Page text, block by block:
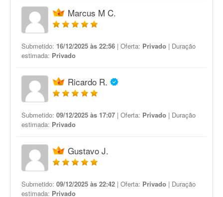
Marcus M C.
Submetido: 16/12/2025 às 22:56 | Oferta: Privado | Duração
estimada: Privado
Ricardo R.
Submetido: 09/12/2025 às 17:07 | Oferta: Privado | Duração
estimada: Privado
Gustavo J.
Submetido: 09/12/2025 às 22:42 | Oferta: Privado | Duração
estimada: Privado